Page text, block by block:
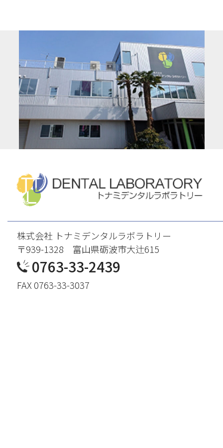
株式会社 トナミデンタルラボラトリー
〒939-1328 富山県砺波市大辻615
0763-33-2439
FAX 0763-33-3037